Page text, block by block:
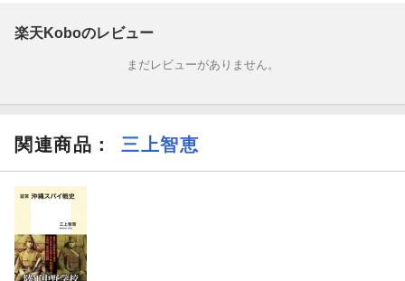
楽天Koboのレビュー
まだレビューがありません。
関連商品 ： 三上智恵